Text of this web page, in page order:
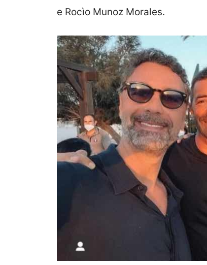
e Rocìo Munoz Morales.